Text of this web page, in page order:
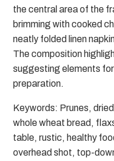
the central area of the
brimming with cooked
neatly folded linen
The composition
suggesting elements
preparation.
Keywords: Prunes,
whole wheat bread,
table, rustic, healthy
overhead shot, top-